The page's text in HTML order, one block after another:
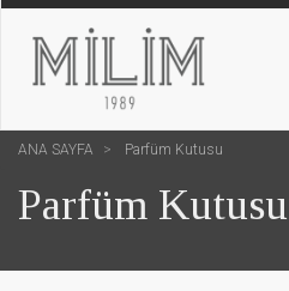
ANA SAYFA Parfüm Kutusu
Parfüm Kutusu